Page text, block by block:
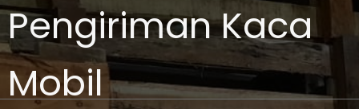
Pengiriman Kaca
Mobil